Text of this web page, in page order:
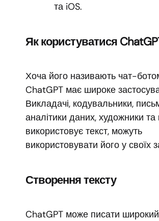
та iOS.
Як користуватися
Хоча його називають чат-
ChatGPT має широке
Викладачі, кодувальники,
аналітики даних, художники та
використовує текст, можуть
використовувати його у своїх
Створення тексту
ChatGPT може писати